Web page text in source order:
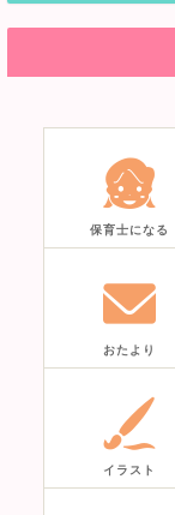
保育士になる
おたより
イラスト